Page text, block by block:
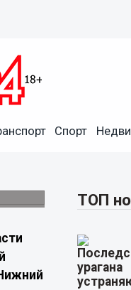
Спорт
ТОП